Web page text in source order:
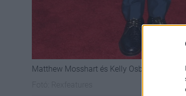
Matthew Mosshart és Kelly Osbourne a